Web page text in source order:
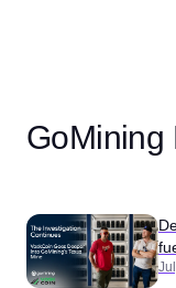
GoMining